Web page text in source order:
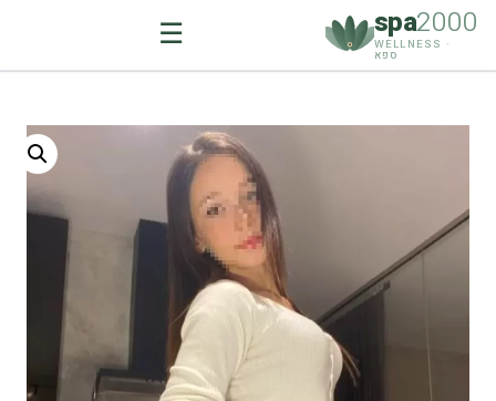
spa2000
WELLNESS ·
ספא ☰